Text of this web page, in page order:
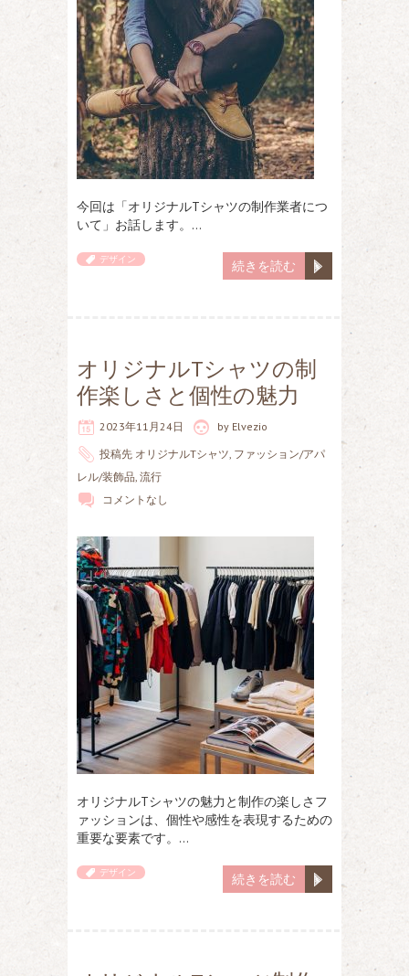
今回は「オリジナルTシャツの制作業者につ
いて」お話します。…
続きを読む
デザイン
オリジナルTシャツの制
作楽しさと個性の魅力
2023年11月24日 by Elvezio
投稿先 オリジナルTシャツ, ファッション/アパ
レル/装飾品, 流行
コメントなし
オリジナルTシャツの魅力と制作の楽しさフ
ァッションは、個性や感性を表現するための
重要な要素です。…
続きを読む
デザイン